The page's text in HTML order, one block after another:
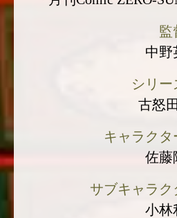
監
中野
シリー
古怒
キャラク
佐藤
サブキャラ
小林